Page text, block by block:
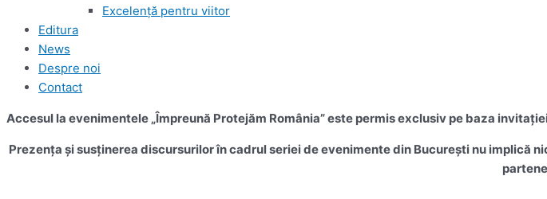
Excelență pentru viitor
Editura
News
Despre noi
Contact
Accesul la evenimentele „Împreună Protejăm România” este permis exclusiv pe baza
Prezența și susținerea discursurilor în cadrul seriei de evenimente din București nu